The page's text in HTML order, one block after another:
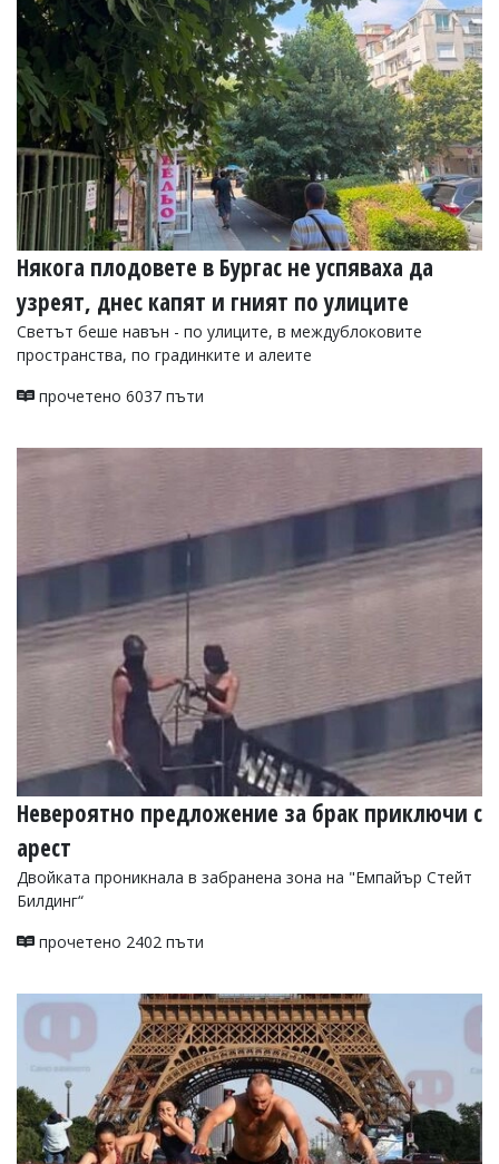
УКРАЙНА
РАЗСЛЕДВАНЕ
БИЗНЕС
ЮГ
Управители:
Веселин
Василев,
email:
v.vasilev@flagman.bg
Катя
Касабова,
еmail: k.kassabova@flagman.bg
редактор:
email:
office@flagman.bg
статиите
се
читателите
носи
отговорност
тях!
Ако
откриете
обиден
вас
коментар,
сигнализирайте
Някога плодовете в Бургас не успяваха да
узреят, днес капят и гният по улиците
Светът беше навън - по улиците, в междублоковите
пространства, по градинките и алеите
прочетено 6037 пъти
Невероятно предложение за брак приключи с
арест
Двойката проникнала в забранена зона на "Емпайър Стейт
Билдинг“
прочетено 2402 пъти